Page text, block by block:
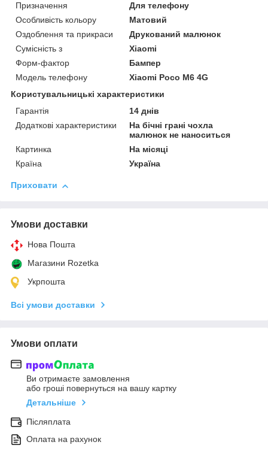
Призначення
Для телефону
Особливість кольору
Матовий
Оздоблення та прикраси
Друкований малюнок
Сумісність з
Xiaomi
Форм-фактор
Бампер
Модель телефону
Xiaomi Poco M6 4G
Користувальницькі характеристики
Гарантія
14 днів
Додаткові характеристики
На бічні грані чохла
малюнок не наноситься
Картинка
На місяці
Країна
Україна
Приховати
Умови доставки
Нова Пошта
Магазини Rozetka
Укрпошта
Всі умови доставки
Умови оплати
Ви отримаєте замовлення
або гроші повернуться на вашу картку
Детальніше
Післяплата
Оплата на рахунок